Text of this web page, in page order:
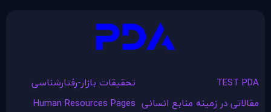
TEST PDA
تحقیقات بازار-رفتارشناسی
مقالاتی در زمينه منابع انسانی Human Resources Pages